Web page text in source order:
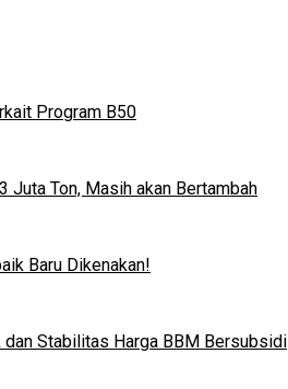
Program B50
Juta Ton, Masih akan Bertambah
Baru Dikenakan!
Stabilitas Harga BBM Bersubsidi